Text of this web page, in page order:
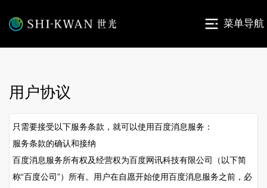
菜单导航
用户协议
只需要接受以下服务条款，就可以使用百度消息服务：
服务条款的确认和接纳
百度消息服务所有权及经营权为百度网讯科技有限公司（以下简
称“百度公司”）所有。用户在自愿开始使用百度消息服务之前，必